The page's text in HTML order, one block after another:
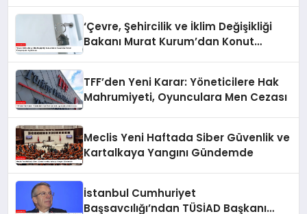
‘Çevre, Şehircilik ve İklim Değişikliği
Bakanı Murat Kurum’dan Konut
TFF’den Yeni Karar: Yöneticilere Hak
Mahrumiyeti, Oyunculara Men Cezası
Meclis Yeni Haftada Siber Güvenlik ve
Kartalkaya Yangını Gündemde
İstanbul Cumhuriyet
Başsavcılığı’ndan TÜSİAD Başkanı